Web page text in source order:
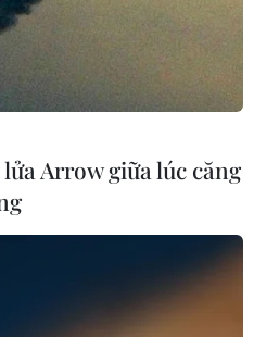
lượt đấu.
Arrow giữa lúc căng